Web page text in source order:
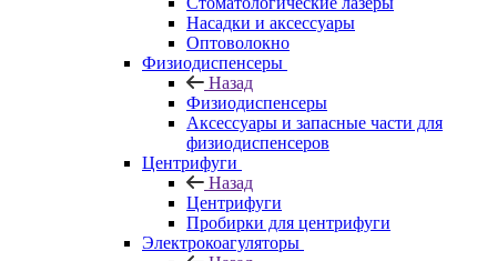
Насадки и аксессуары
Оптоволокно
Физиодиспенсеры
Назад
Физиодиспенсеры
Аксессуары и запасные части для
физиодиспенсеров
Центрифуги
Назад
Центрифуги
Пробирки для центрифуги
Электрокоагуляторы